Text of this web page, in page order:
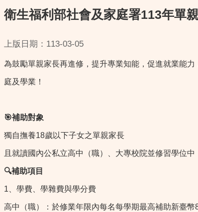
衛生福利部社會及家庭署113年單
上版日期：113-03-05
為鼓勵單親家長再進修，提升專業知能，促進就業能
庭及學業！
🎯補助對象
獨自撫養18歲以下子女之單親家長
且就讀國內公私立高中（職）、大專校院並修習學位中
🔍補助項目
1、學費、學雜費與學分費
高中（職）：於修業年限內每名每學期最高補助新臺幣